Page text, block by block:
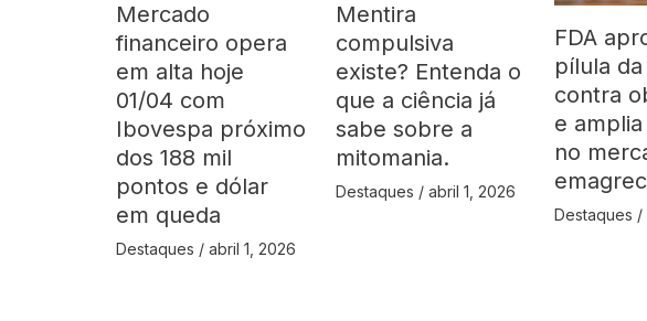
Mercado
financeiro opera
em alta hoje
01/04 com
Ibovespa próximo
dos 188 mil
pontos e dólar
em queda
Destaques / abril 1, 2026
Mentira
compulsiva
existe? Entenda o
que a ciência já
sabe sobre a
mitomania.
Destaques / abril 1, 2026
FDA
pílula
contra
e
no
Destaques /